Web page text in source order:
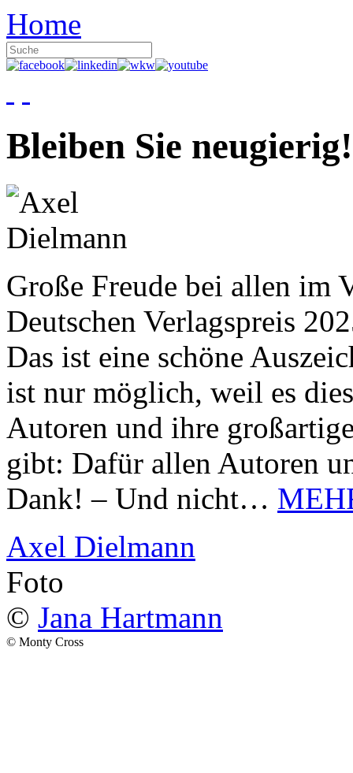
Home
Bleiben Sie neugierig!
Große Freude bei allen im
Deutschen Verlagspreis
Das ist eine schöne
ist nur möglich, weil es
Autoren und ihre
gibt: Dafür allen Autoren
Dank! – Und nicht…
Axel Dielmann
Foto
© Jana Hartmann
© Monty Cross